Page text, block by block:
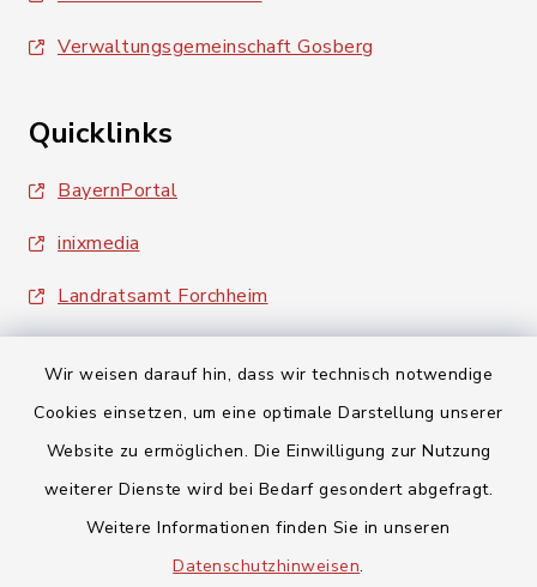
Wir weisen darauf hin, dass wir technisch notwendige
Cookies einsetzen, um eine optimale Darstellung unserer
Website zu ermöglichen. Die Einwilligung zur Nutzung
weiterer Dienste wird bei Bedarf gesondert abgefragt.
Weitere Informationen finden Sie in unseren
Datenschutzhinweisen.
Verwaltungsgemeinschaft Gosberg
Quicklinks
BayernPortal
inixmedia
Landratsamt Forchheim
Barrierefreiheit